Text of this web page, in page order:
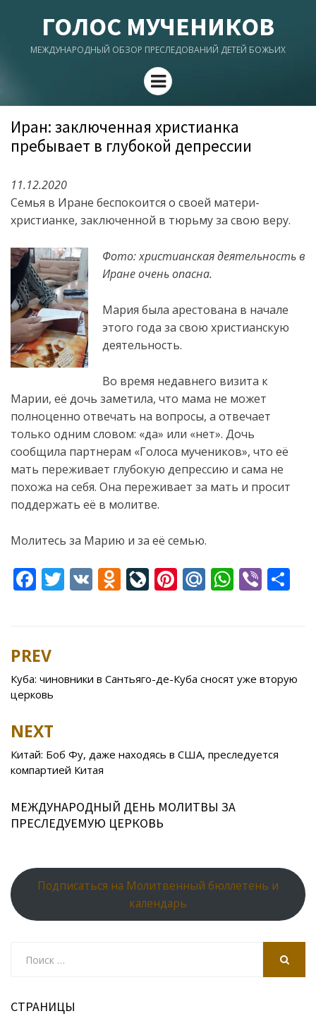
ГОЛОС МУЧЕНИКОВ
МЕЖДУНАРОДНЫЙ ОБЗОР ПРЕСЛЕДОВАНИЙ ДЕТЕЙ БОЖЬИХ
Menu
Иран: заключенная христианка
пребывает в глубокой депрессии
11.12.2020
Семья в Иране беспокоится о своей матери-
христианке, заключенной в тюрьму за свою веру.
Фото: христианская деятельность в
Иране очень опасна.
Мария была арестована в начале
этого года за свою христианскую
деятельность.
Во время недавнего визита к
Марии, её дочь заметила, что мама не может
полноценно отвечать на вопросы, а отвечает
только одним словом: «да» или «нет». Дочь
сообщила партнерам «Голоса мучеников», что её
мать переживает глубокую депрессию и сама не
похожа на себя. Она переживает за мать и просит
поддержать её в молитве.
Молитесь за Марию и за её семью.
F
b
o
o
T V O
kl
as
ki
Li
u
r
Pi
st
M
u
W
A
p
Vi
Post
navigation
PREV
Куба: чиновники в Сантьяго-де-Куба сносят уже вторую
церковь
NEXT
Китай: Боб Фу, даже находясь в США, преследуется
компартией Китая
МЕЖДУНАРОДНЫЙ ДЕНЬ МОЛИТВЫ ЗА
ПРЕСЛЕДУЕМУЮ ЦЕРКОВЬ
Подписаться на Молитвенный бюллетень и
календарь
СТРАНИЦЫ